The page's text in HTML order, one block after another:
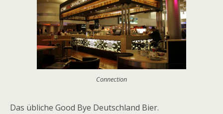
Connection
Das übliche Good Bye Deutschland Bier.